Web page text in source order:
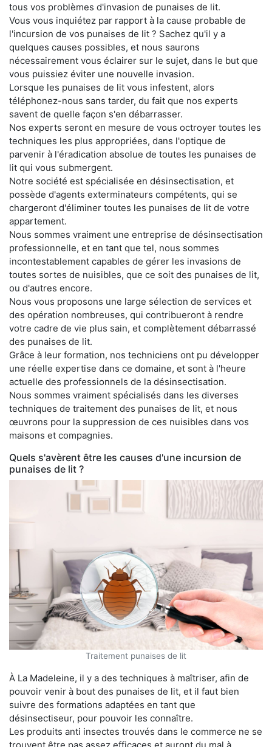
tous vos problèmes d'invasion de punaises de lit.
Vous vous inquiétez par rapport à la cause probable de
l'incursion de vos punaises de lit ? Sachez qu'il y a
quelques causes possibles, et nous saurons
nécessairement vous éclairer sur le sujet, dans le but que
vous puissiez éviter une nouvelle invasion.
Lorsque les punaises de lit vous infestent, alors
téléphonez-nous sans tarder, du fait que nos experts
savent de quelle façon s'en débarrasser.
Nos experts seront en mesure de vous octroyer toutes les
techniques les plus appropriées, dans l'optique de
parvenir à l'éradication absolue de toutes les punaises de
lit qui vous submergent.
Notre société est spécialisée en désinsectisation, et
possède d'agents exterminateurs compétents, qui se
chargeront d'éliminer toutes les punaises de lit de votre
appartement.
Nous sommes vraiment une entreprise de désinsectisation
professionnelle, et en tant que tel, nous sommes
incontestablement capables de gérer les invasions de
toutes sortes de nuisibles, que ce soit des punaises de lit,
ou d'autres encore.
Nous vous proposons une large sélection de services et
des opération nombreuses, qui contribueront à rendre
votre cadre de vie plus sain, et complètement débarrassé
des punaises de lit.
Grâce à leur formation, nos techniciens ont pu développer
une réelle expertise dans ce domaine, et sont à l'heure
actuelle des professionnels de la désinsectisation.
Nous sommes vraiment spécialisés dans les diverses
techniques de traitement des punaises de lit, et nous
œuvrons pour la suppression de ces nuisibles dans vos
maisons et compagnies.
Quels s'avèrent être les causes d'une incursion de
punaises de lit ?
Traitement punaises de lit
À La Madeleine, il y a des techniques à maîtriser, afin de
pouvoir venir à bout des punaises de lit, et il faut bien
suivre des formations adaptées en tant que
désinsectiseur, pour pouvoir les connaître.
Les produits anti insectes trouvés dans le commerce ne se
trouvent être pas assez efficaces et auront du mal à